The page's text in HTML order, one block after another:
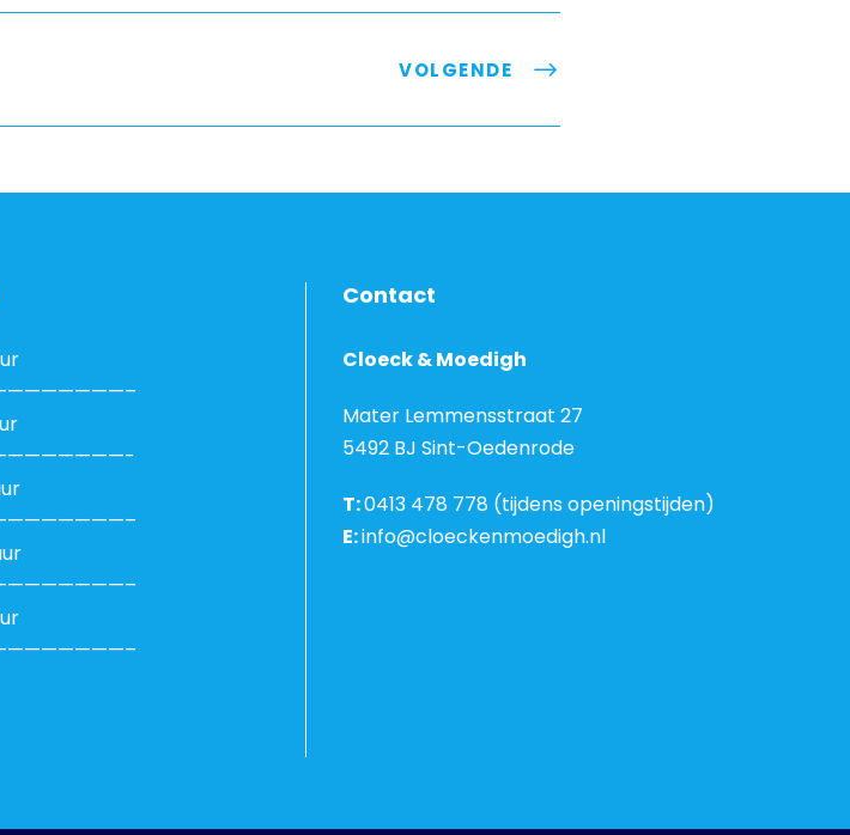
VOLGENDE
Contact
Cloeck & Moedigh
Mater Lemmensstraat 27
5492 BJ Sint-Oedenrode
T:0413 478 778 (tijdens openingstijden)
E:info@cloeckenmoedigh.nl